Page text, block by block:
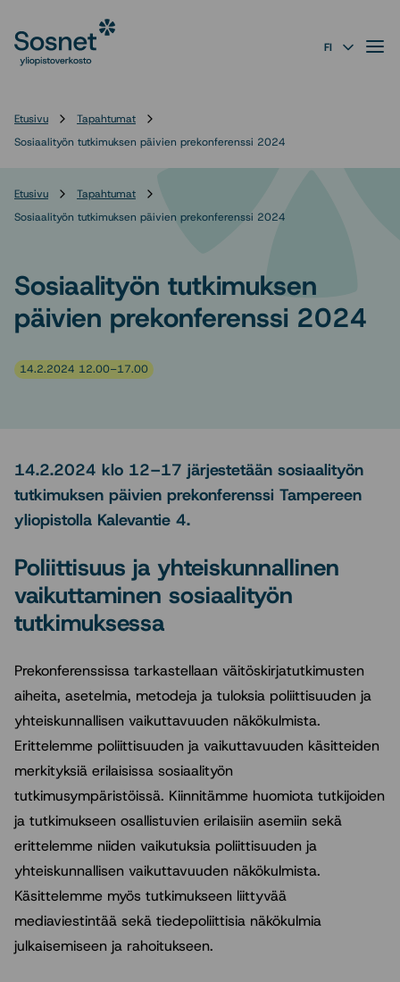
suoraan
sisältöön
FI
Etusivu
Tapahtumat
Sosiaalityön tutkimuksen päivien prekonferenssi 2024
Etusivu
Tapahtumat
Sosiaalityön tutkimuksen päivien prekonferenssi 2024
Sosiaalityön tutkimuksen
päivien prekonferenssi 2024
14.2.2024 12.00–17.00
14.2.2024 klo 12–17 järjestetään sosiaalityön
tutkimuksen päivien prekonferenssi Tampereen
yliopistolla Kalevantie 4.
Poliittisuus ja yhteiskunnallinen
vaikuttaminen sosiaalityön
tutkimuksessa
Prekonferenssissa tarkastellaan väitöskirjatutkimusten
aiheita, asetelmia, metodeja ja tuloksia poliittisuuden ja
yhteiskunnallisen vaikuttavuuden näkökulmista.
Erittelemme poliittisuuden ja vaikuttavuuden käsitteiden
merkityksiä erilaisissa sosiaalityön
tutkimusympäristöissä. Kiinnitämme huomiota tutkijoiden
ja tutkimukseen osallistuvien erilaisiin asemiin sekä
erittelemme niiden vaikutuksia poliittisuuden ja
yhteiskunnallisen vaikuttavuuden näkökulmista.
Käsittelemme myös tutkimukseen liittyvää
mediaviestintää sekä tiedepoliittisia näkökulmia
julkaisemiseen ja rahoitukseen.